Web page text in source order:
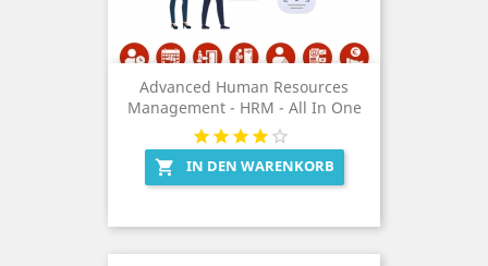
Advanced Human Resources
Management - HRM - All In One
 IN DEN WARENKORB